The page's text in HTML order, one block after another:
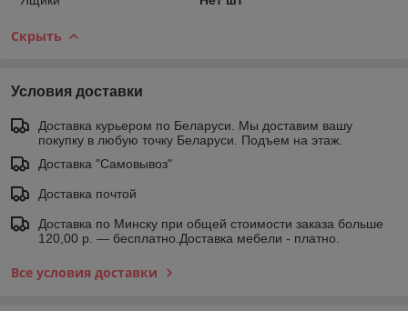
Скрыть
Условия доставки
Доставка курьером по Беларуси. Мы доставим вашу
покупку в любую точку Беларуси. Подъем на этаж.
Доставка "Самовывоз"
Доставка почтой
Доставка по Минску при общей стоимости заказа больше
120,00 р. — бесплатно.Доставка мебели - платно.
Все условия доставки